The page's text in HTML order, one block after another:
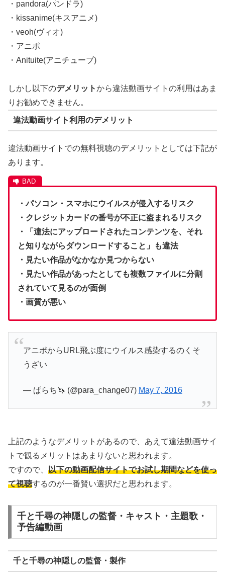
・pandora(パンドラ)
・kissanime(キスアニメ)
・veoh(ヴィオ)
・アニポ
・Anituite(アニチューブ)
しかし以下のデメリットから違法動画サイトの利用はあま
りお勧めできません。
違法動画サイト利用のデメリット
違法動画サイトでの無料視聴のデメリットとしては下記が
あります。
・パソコン・スマホにウイルスが侵入するリスク
・クレジットカードの番号が不正に盗まれるリスク
・「違法にアップロードされたコンテンツを、それ
と知りながらダウンロードすること」も違法
・見たい作品がなかなか見つからない
・見たい作品があったとしても複数ファイルに分割
されていて見るのが面倒
・画質が悪い
アニポからURL飛ぶ度にウイルス感染するのくそ
うざい
— ぱらち🦄 (@para_change07) May 7, 2016
上記のようなデメリットがあるので、あえて違法動画サイ
トで観るメリットはあまりないと思われます。
ですので、 以下の動画配信サイトでお試し期間などを使っ
て視聴するのが一番賢い選択だと思われます。
千と千尋の神隠しの監督・キャスト・主題歌・
予告編動画
千と千尋の神隠しの監督・製作